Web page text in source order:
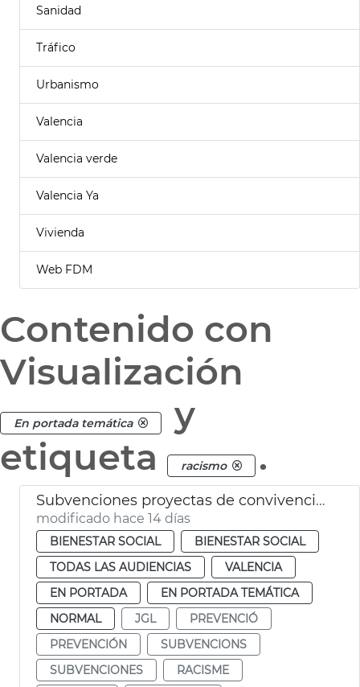
Sanidad
Tráfico
Urbanismo
Valencia
Valencia verde
Valencia Ya
Vivienda
Web FDM
Contenido con
Visualización
En portada temática
y
etiqueta
racismo .
Subvenciones proyectas de convivencia intercultural y prevención del racismo
modificado hace 14 días
BIENESTAR SOCIAL
BIENESTAR SOCIAL
TODAS LAS AUDIENCIAS
VALENCIA
EN PORTADA
EN PORTADA TEMÁTICA
NORMAL
JGL
PREVENCIÓ
PREVENCIÓN
SUBVENCIONS
SUBVENCIONES
RACISME